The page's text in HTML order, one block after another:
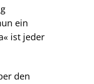
ein
ist jeder
den